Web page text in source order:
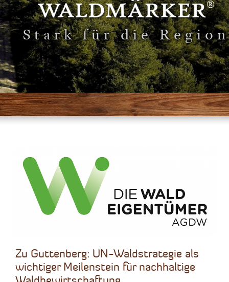
Stark für die Region
Zu Guttenberg: UN-Waldstrategie als
wichtiger Meilenstein für nachhaltige